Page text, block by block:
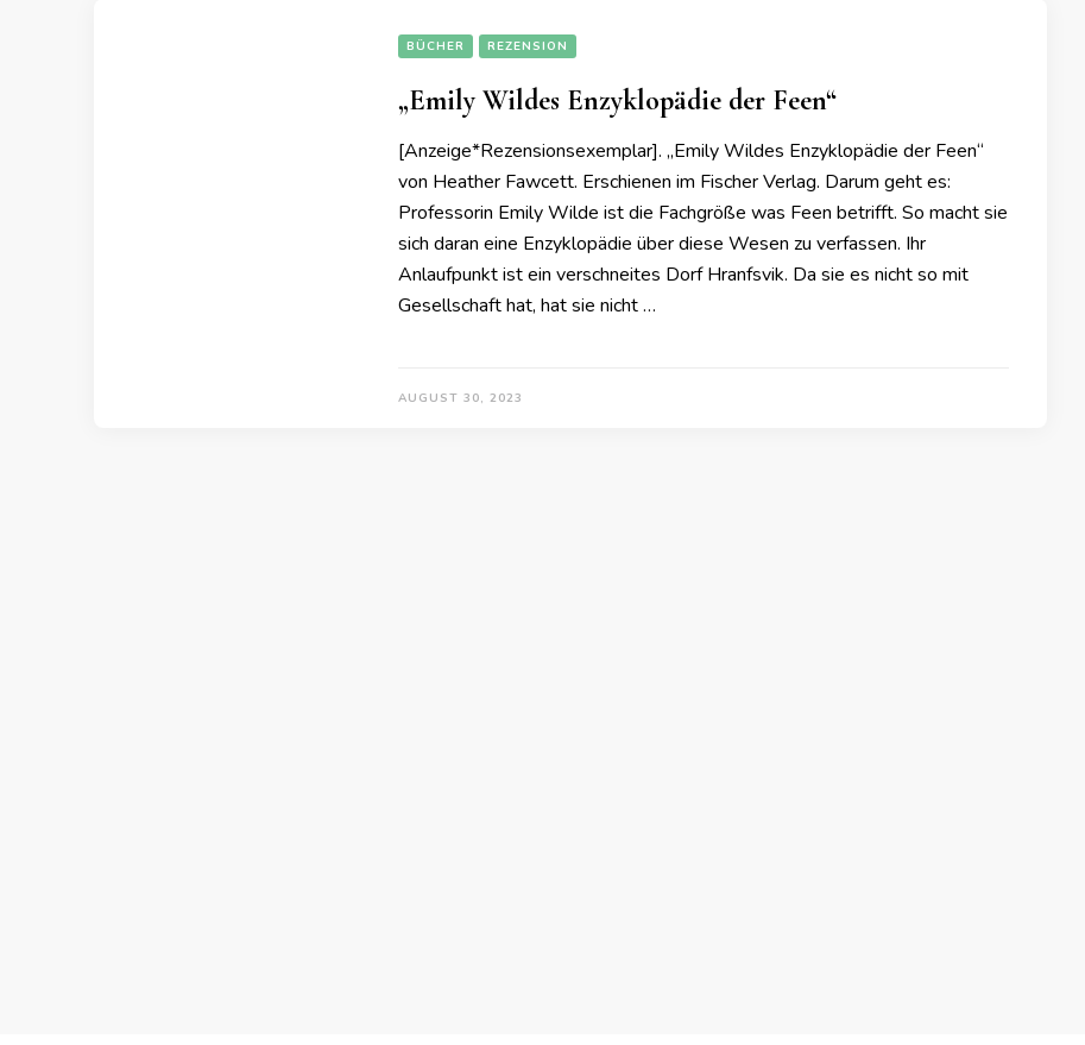
BÜCHER REZENSION
„Emily Wildes Enzyklopädie der Feen“
[Anzeige*Rezensionsexemplar]. „Emily Wildes Enzyklopädie der Feen“
von Heather Fawcett. Erschienen im Fischer Verlag. Darum geht es:
Professorin Emily Wilde ist die Fachgröße was Feen betrifft. So macht sie
sich daran eine Enzyklopädie über diese Wesen zu verfassen. Ihr
Anlaufpunkt ist ein verschneites Dorf Hranfsvik. Da sie es nicht so mit
Gesellschaft hat, hat sie nicht …
AUGUST 30, 2023